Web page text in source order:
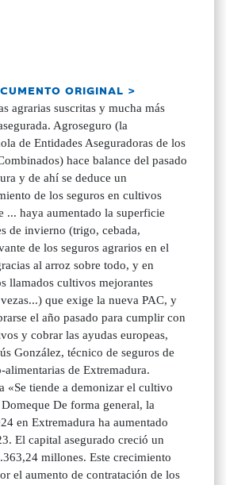
ORIGINAL >
agrarias suscritas y mucha más
Agroseguro (la
de Entidades Aseguradoras de los
hace balance del pasado
y de ahí se deduce un
de los seguros en cultivos
... haya aumentado la superficie
de invierno (trigo, cebada,
de los seguros agrarios en el
al arroz sobre todo, y en
llamados cultivos mejorantes
que exige la nueva PAC, y
el año pasado para cumplir con
y cobrar las ayudas europeas,
González, técnico de seguros de
alimentarias de Extremadura.
«Se tiende a demonizar el cultivo
De forma general, la
en Extremadura ha aumentado
El capital asegurado creció un
millones. Este crecimiento
el aumento de contratación de los